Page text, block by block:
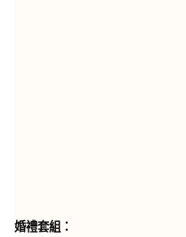
婚禮套組：